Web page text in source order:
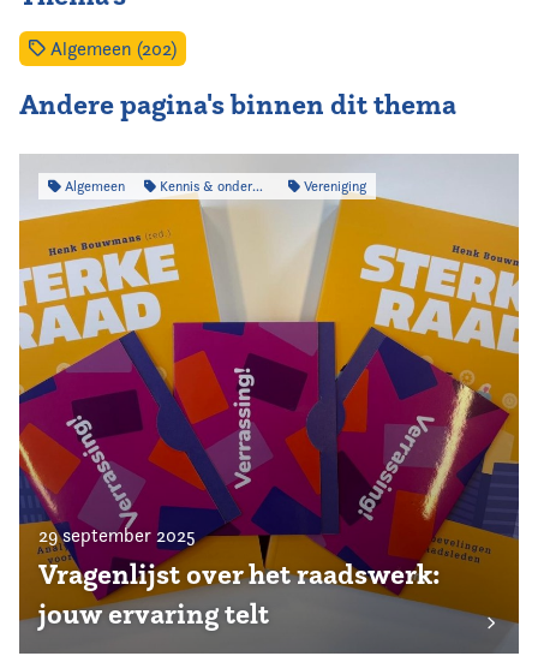
Algemeen (202)
Andere pagina's binnen dit thema
Algemeen Kennis & onderzoek Vereniging
29 september 2025
Vragenlijst over het raadswerk:
jouw ervaring telt